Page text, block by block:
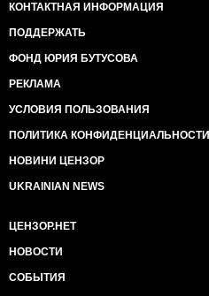
КОНТАКТНАЯ ИНФОРМАЦИЯ
ПОДДЕРЖАТЬ
ФОНД ЮРИЯ БУТУСОВА
РЕКЛАМА
УСЛОВИЯ ПОЛЬЗОВАНИЯ
ПОЛИТИКА КОНФИДЕНЦИАЛЬНОСТИ
НОВИНИ ЦЕНЗОР
UKRAINIAN NEWS
ЦЕНЗОР.НЕТ
НОВОСТИ
СОБЫТИЯ